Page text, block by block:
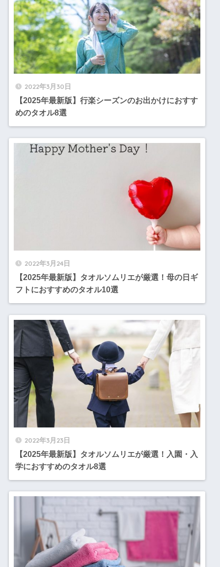
2022年3月30日
【2025年最新版】行楽シーズンのお出かけにおすす
めのタオル8選
2022年3月24日
【2025年最新版】タオルソムリエが厳選！母の日ギ
フトにおすすめのタオル10選
2022年3月23日
【2025年最新版】タオルソムリエが厳選！入園・入
学におすすめのタオル8選